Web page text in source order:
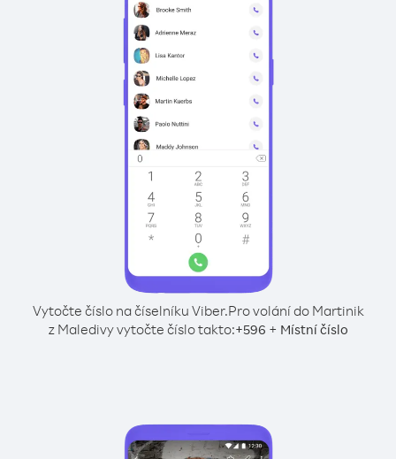
Vytočte číslo na číselníku Viber.Pro volání do Martinik
z Maledivy vytočte číslo takto:+596 + Místní číslo